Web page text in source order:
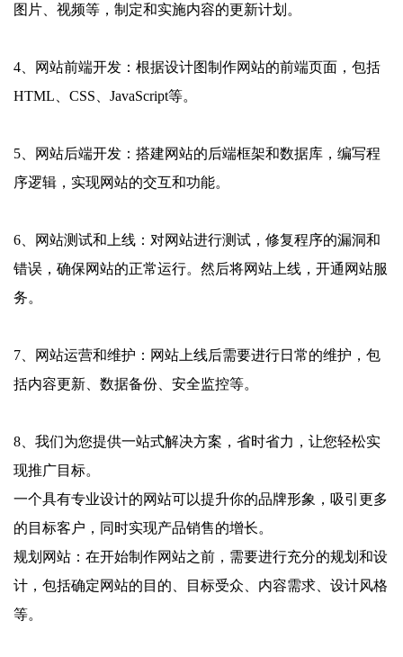
图片、视频等，制定和实施内容的更新计划。
4、网站前端开发：根据设计图制作网站的前端页面，包括
HTML、CSS、JavaScript等。
5、网站后端开发：搭建网站的后端框架和数据库，编写程
序逻辑，实现网站的交互和功能。
6、网站测试和上线：对网站进行测试，修复程序的漏洞和
错误，确保网站的正常运行。然后将网站上线，开通网站服
务。
7、网站运营和维护：网站上线后需要进行日常的维护，包
括内容更新、数据备份、安全监控等。
8、我们为您提供一站式解决方案，省时省力，让您轻松实
现推广目标。
一个具有专业设计的网站可以提升你的品牌形象，吸引更多
的目标客户，同时实现产品销售的增长。
规划网站：在开始制作网站之前，需要进行充分的规划和设
计，包括确定网站的目的、目标受众、内容需求、设计风格
等。